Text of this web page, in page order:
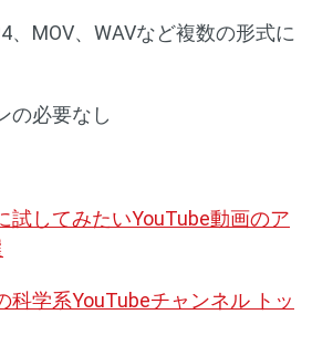
、MOV、WAVなど複数の形式に
の必要なし
試してみたいYouTube動画のア
科学系YouTubeチャンネル トッ